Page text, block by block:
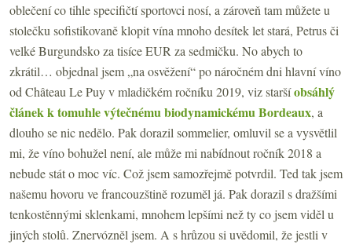
oblečení co tihle specifičtí sportovci nosí, a zároveň tam můžete u
stolečku sofistikovaně klopit vína mnoho desítek let stará, Petrus či
velké Burgundsko za tisíce EUR za sedmičku. No abych to
zkrátil… objednal jsem „na osvěžení“ po náročném dni hlavní víno
od Château Le Puy v mladičkém ročníku 2019, viz staršíobsáhlý
článek k tomuhle výtečnému biodynamickému Bordeaux, a
dlouho se nic nedělo. Pak dorazil sommelier, omluvil se a vysvětlil
mi, že víno bohužel není, ale může mi nabídnout ročník 2018 a
nebude stát o moc víc. Což jsem samozřejmě potvrdil. Ted tak jsem
našemu hovoru ve francouzštině rozuměl já. Pak dorazil s dražšími
tenkostěnnými sklenkami, mnohem lepšími než ty co jsem viděl u
jiných stolů. Znervózněl jsem. A s hrůzou si uvědomil, že jestli v